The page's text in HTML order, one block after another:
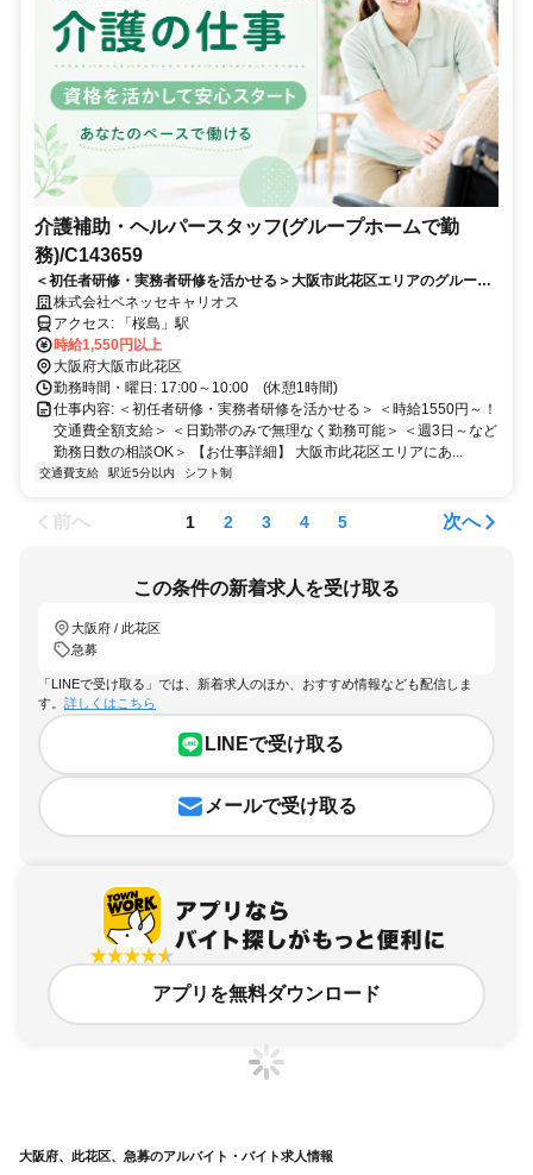
介護補助・ヘルパースタッフ(グループホームで勤
務)/C143659
＜初任者研修・実務者研修を活かせる＞大阪市此花区エリアのグループ
ホーム勤務♪時給1550円～！日勤のみ・週3日～相談OK！
株式会社ベネッセキャリオス
アクセス: 「桜島」駅
時給1,550円以上
大阪府大阪市此花区
勤務時間・曜日: 17:00～10:00 (休憩1時間)
仕事内容: ＜初任者研修・実務者研修を活かせる＞ ＜時給1550円～！
交通費全額支給＞ ＜日勤帯のみで無理なく勤務可能＞ ＜週3日～など
勤務日数の相談OK＞ 【お仕事詳細】 大阪市此花区エリアにあ...
交通費支給 駅近5分以内 シフト制
前へ 1 2 3 4 5 次へ
この条件の新着求人を受け取る
大阪府 / 此花区
急募
「LINEで受け取る」では、新着求人のほか、おすすめ情報なども配信しま
す。 詳しくはこちら
LINEで受け取る
メールで受け取る
アプリを無料ダウンロード
大阪府、此花区、急募のアルバイト・バイト求人情報